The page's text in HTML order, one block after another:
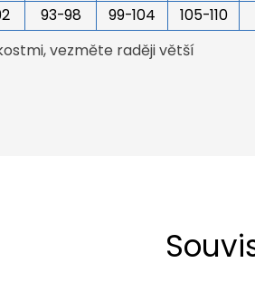
93-98 99-104 105-110
vezměte raději větší